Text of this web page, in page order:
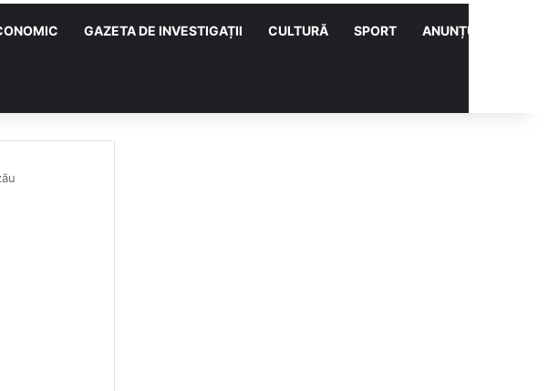
GAZETA DE INVESTIGAȚII CULTURĂ SPORT ANUNȚURI